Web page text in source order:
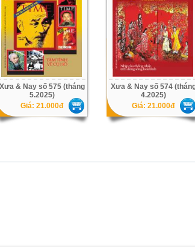
Xưa & Nay số 575 (tháng
5.2025)
Giá: 21.000đ
Xưa & Nay số 574
4.2025)
Giá: 21.000đ